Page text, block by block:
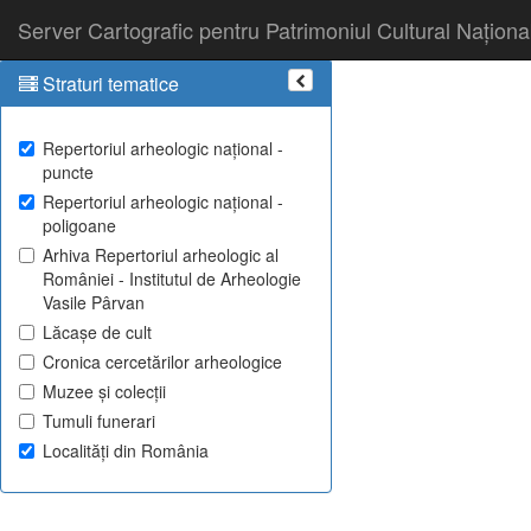
Server Cartografic pentru Patrimoniul Cultural
Straturi tematice
Repertoriul arheologic național -
puncte
Repertoriul arheologic național -
poligoane
Arhiva Repertoriul arheologic al
României - Institutul de Arheologie
Vasile Pârvan
Lăcașe de cult
Cronica cercetărilor arheologice
Muzee și colecții
Tumuli funerari
Localități din România